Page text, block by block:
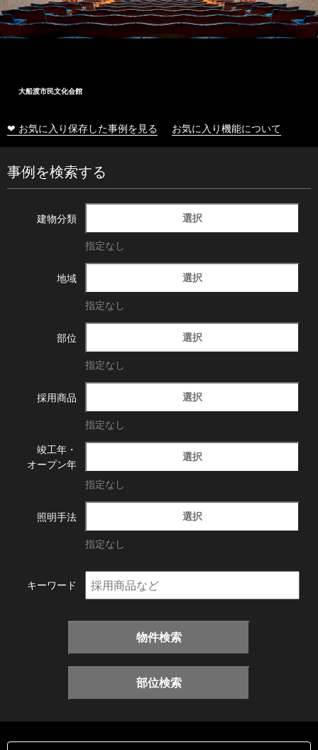
大船渡市民文化会館
❤ お気に入り保存した事例を見る お気に入り機能について
事例を検索する
建物分類 選択
指定なし
地域 選択
指定なし
部位 選択
指定なし
採用商品 選択
指定なし
竣工年・
オープン年
選択
指定なし
照明手法 選択
指定なし
キーワード
物件検索
部位検索